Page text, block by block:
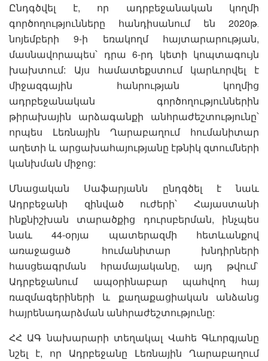
Ընդգծվել է, որ ադրբեջանական կողմի
գործողությունները հանդիսանում են 2020թ․
նոյեմբերի 9-ի եռակողմ հայտարարության,
մասնավորապես՝ դրա 6-րդ կետի կոպտագույն
խախտում: Այս համատեքստում կարևորվել է
միջազգային հանրության կողմից
ադրբեջանական գործողություններին
թիրախային արձագանքի անհրաժեշտությունը՝
որպես Լեռնային Ղարաբաղում հումանիտար
աղետի և արցախահայությանը էթնիկ զտումների
կանխման միջոց:
Մնացական Սաֆարյանն ընդգծել է նաև
Ադրբեջանի զինված ուժերի՝ Հայաստանի
ինքնիշխան տարածքից դուրսբերման, ինչպես
նաև 44-օրյա պատերազմի հետևանքով
առաջացած հումանիտար խնդիրների
հասցեագրման հրամայականը, այդ թվում`
Ադրբեջանում ապօրինաբար պահվող հայ
ռազմագերիների և քաղաքացիական անձանց
հայրենադարձման անհրաժեշտությունը:
ՀՀ ԱԳ նախարարի տեղակալ Վահե Գևորգյանը
նշել է, որ Ադրբեջանը Լեռնային Ղարաբաղում